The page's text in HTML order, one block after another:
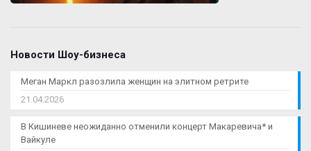
Новости Шоу-бизнеса
Меган Маркл разозлила женщин на элитном ретрите
21.04.2026
В Кишиневе неожиданно отменили концерт Макаревича* и
Вайкуле